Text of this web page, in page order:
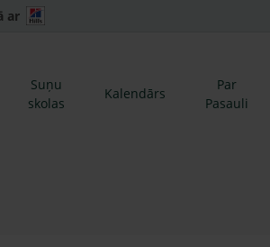
ar
Suņu
skolas
Kalendārs
Par
Pasauli